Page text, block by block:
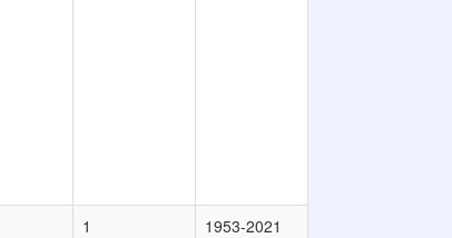
1 1953-2021